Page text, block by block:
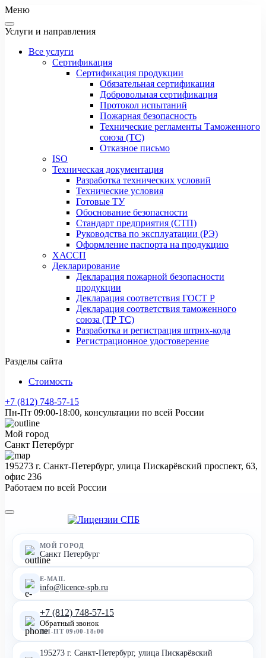
Меню
Услуги и направления
Все услуги
Сертификация
Сертификация продукции
Обязательная сертификация
Добровольная сертификация
Протокол испытаний
Пожарная безопасность
Технические регламенты Таможенного
союза (ТС)
Отказное письмо
ISO
Техническая документация
Разработка технических условий
Технические условия
Готовые ТУ
Обоснование безопасности
Стандарт предприятия (СТП)
Руководства по эксплуатации (РЭ)
Оформление паспорта на продукцию
ХАССП
Декларирование
Декларация пожарной безопасности
продукции
Декларация соответствия ГОСТ Р
Декларация соответствия таможенного
союза (ТР ТС)
Разработка и регистрация штрих-кода
Регистрационное удостоверение
Разделы сайта
Стоимость
+7 (812) 748-57-15
Пн-Пт 09:00-18:00, консультации по всей России
Мой город
Санкт Петербург
195273 г. Санкт-Петербург, улица Пискарёвский проспект, 63,
офис 236
Работаем по всей России
МОЙ ГОРОД
Санкт Петербург
E-MAIL
info@licence-spb.ru
+7 (812) 748-57-15
Обратный звонок
ПН-ПТ 09:00-18:00
195273 г. Санкт-Петербург, улица Пискарёвский